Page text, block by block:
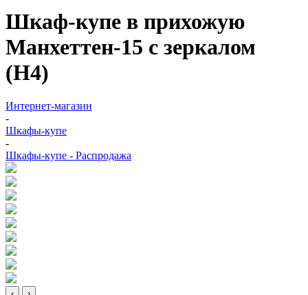
Шкаф-купе в прихожую
Манхеттен-15 с зеркалом
(Н4)
Интернет-магазин
-
Шкафы-купе
-
Шкафы-купе - Распродажа